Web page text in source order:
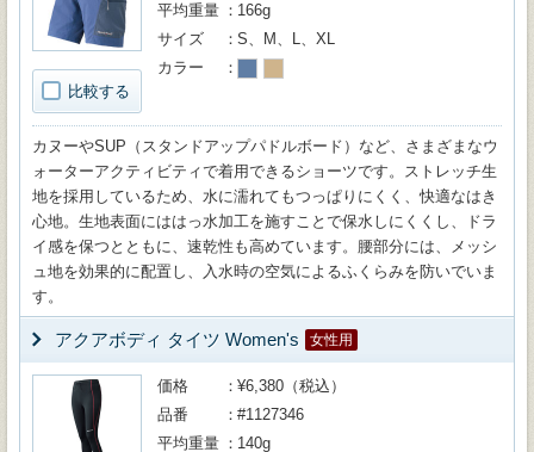
比較する
平均重量
166g
サイズ
S、M、L、XL
カラー
カヌーやSUP（スタンドアップパドルボード）など、さまざまなウ
ォーターアクティビティで着用できるショーツです。ストレッチ生
地を採用しているため、水に濡れてもつっぱりにくく、快適なはき
心地。生地表面にははっ水加工を施すことで保水しにくくし、ドラ
イ感を保つとともに、速乾性も高めています。腰部分には、メッシ
ュ地を効果的に配置し、入水時の空気によるふくらみを防いでいま
す。
アクアボディ タイツ Women's 女性用
価格
¥6,380（税込）
品番
#1127346
平均重量
140g